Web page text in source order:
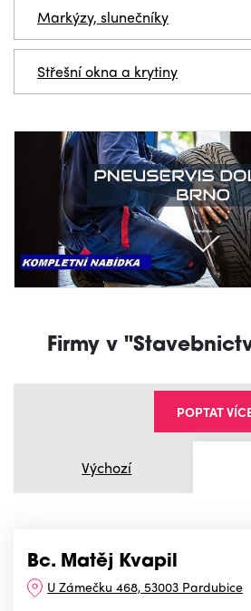
Markýzy, slunečníky
Střešní okna a krytiny
Firmy v
Výchozí
POPTAT
Bc. Matěj Kvapil
U Zámečku 468, 53003 Pardubice